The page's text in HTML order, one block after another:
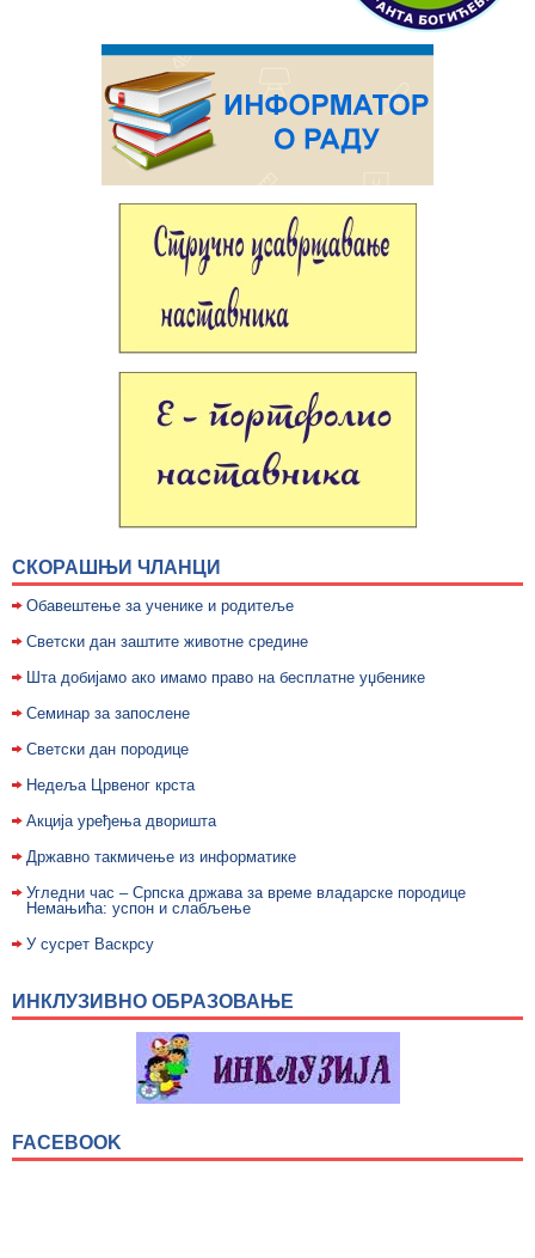
СКОРАШЊИ ЧЛАНЦИ
Обавештење за ученике и родитеље
Светски дан заштите животне средине
Шта добијамо ако имамо право на бесплатне уџбенике
Семинар за запослене
Светски дан породице
Недељa Црвеног крста
Акција уређења дворишта
Државно такмичење из информатике
Угледни час – Српска држава за време владарске породице
Немањића: успон и слабљење
У сусрет Васкрсу
ИНКЛУЗИВНО ОБРАЗОВАЊЕ
FACEBOOK